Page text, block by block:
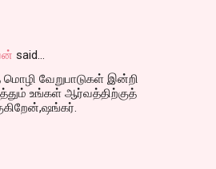
said…
வேறுபாடுகள் இன்றி
உங்கள் ஆர்வத்திற்குத்